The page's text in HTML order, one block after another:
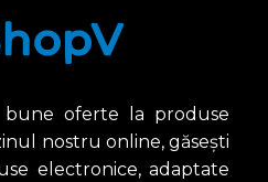
bune oferte la produse
nostru online, găsești
electronice, adaptate